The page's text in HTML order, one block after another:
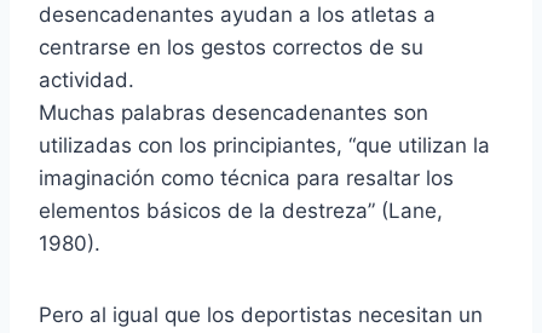
desencadenantes ayudan a los atletas a
centrarse en los gestos correctos de su
actividad.
Muchas palabras desencadenantes son
utilizadas con los principiantes, “que utilizan la
imaginación como técnica para resaltar los
elementos básicos de la destreza” (Lane,
1980).
Pero al igual que los deportistas necesitan un